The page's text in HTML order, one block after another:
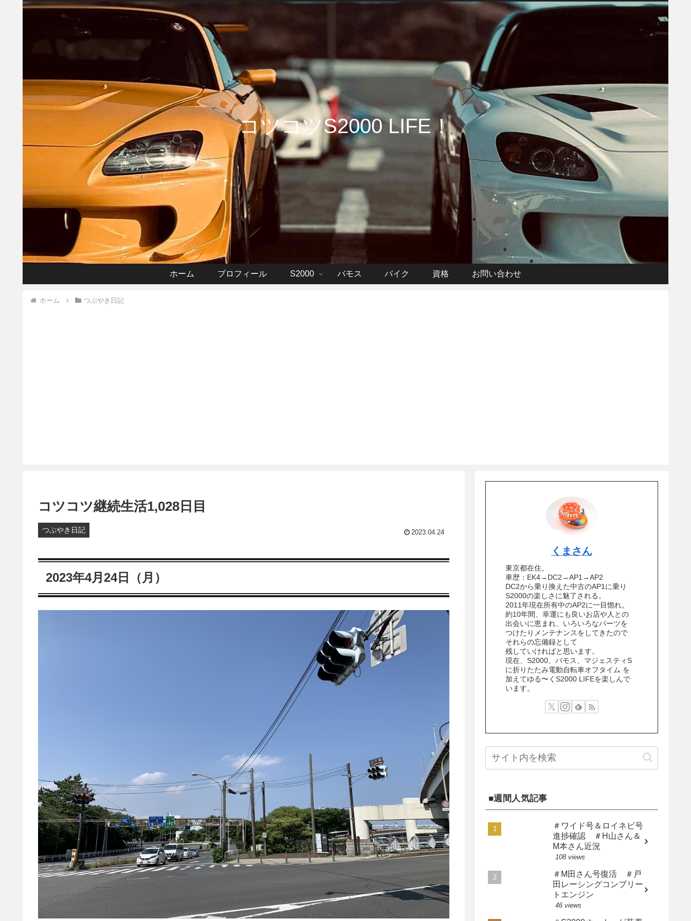
コツコツS2000 LIFE！
ホーム プロフィール S2000 バモス バイク 資格 お問い合わせ
ホーム つぶやき日記
コツコツ継続生活1,028日目
つぶやき日記 2023.04.24
2023年4月24日（月）
くまさん
東京都在住。
車歴：EK4→DC2→AP1→AP2
DC2から乗り換えた中古のAP1に乗り
S2000の楽しさに魅了される。
2011年現在所有中のAP2に一目惚れ。
約10年間、幸運にも良いお店や人との
出会いに恵まれ、いろいろなパーツを
つけたりメンテナンスをしてきたので
それらの忘備録として
残していければと思います。
現在、S2000、バモス、マジェスティS
に折りたたみ電動自転車オフタイム を
加えてゆる〜くS2000 LIFEを楽しんで
います。
■週間人気記事
＃ワイド号＆ロイネビ号
進捗確認 ＃H山さん＆
M本さん近況
108 views
＃M田さん号復活 ＃戸
田レーシングコンプリー
トエンジン
46 views